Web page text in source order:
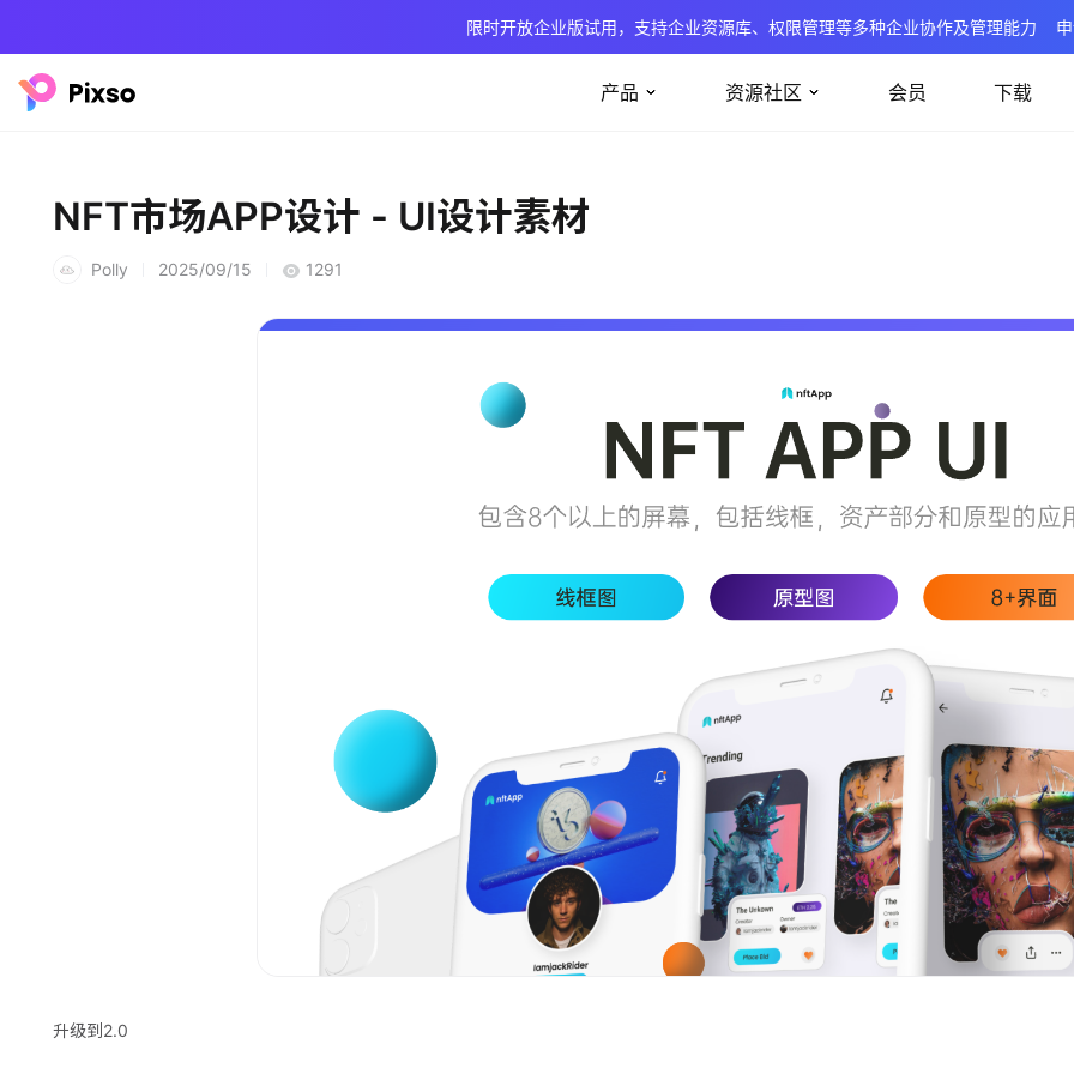
限时开放企业版试用，支持企业资源库、权限管理等多种企业协作及管理能力
产品 资源社区 会员 下载
NFT市场APP设计 - UI设计素材
Polly 2025/09/15 1291
升级到2.0